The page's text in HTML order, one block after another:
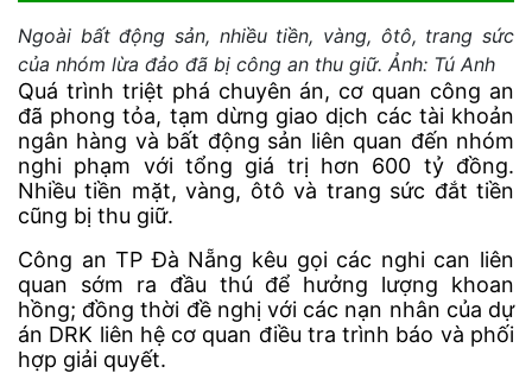
Ngoài bất động sản, nhiều tiền, vàng, ôtô, trang sức
của nhóm lừa đảo đã bị công an thu giữ. Ảnh: Tú Anh
Quá trình triệt phá chuyên án, cơ quan công an
đã phong tỏa, tạm dừng giao dịch các tài khoản
ngân hàng và bất động sản liên quan đến nhóm
nghi phạm với tổng giá trị hơn 600 tỷ đồng.
Nhiều tiền mặt, vàng, ôtô và trang sức đắt tiền
cũng bị thu giữ.
Công an TP Đà Nẵng kêu gọi các nghi can liên
quan sớm ra đầu thú để hưởng lượng khoan
hồng; đồng thời đề nghị với các nạn nhân của dự
án DRK liên hệ cơ quan điều tra trình báo và phối
hợp giải quyết.